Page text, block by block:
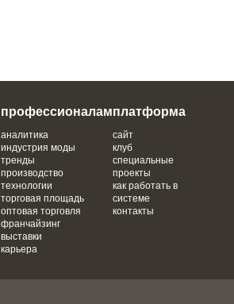
профессионалам
аналитика
индустрия моды
тренды
производство
технологии
торговая площадь
оптовая торговля
франчайзинг
выставки
карьера
платформа
сайт
клуб
специальные
проекты
как работать в
системе
контакты